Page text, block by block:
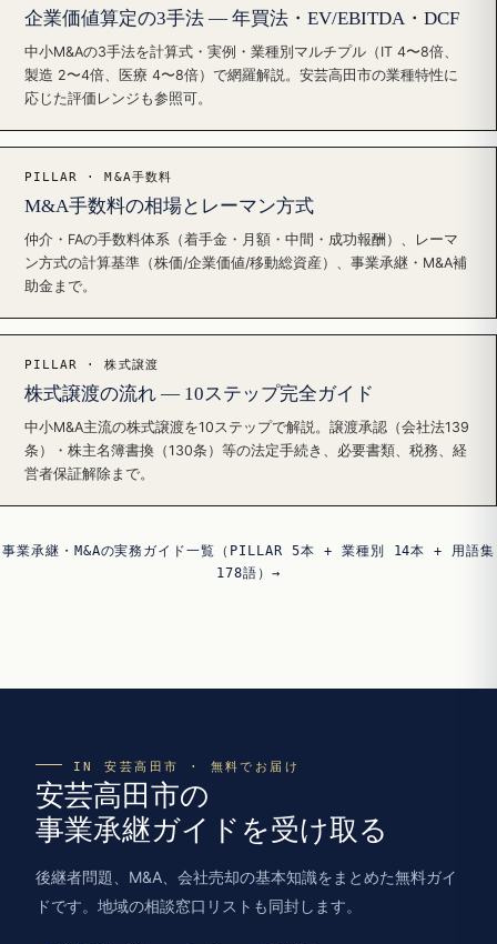
企業価値算定の3手法 — 年買法・EV/EBITDA・DCF
中小M&Aの3手法を計算式・実例・業種別マルチプル（IT 4〜8倍、
製造 2〜4倍、医療 4〜8倍）で網羅解説。安芸高田市の業種特性に
応じた評価レンジも参照可。
PILLAR · M&A手数料
M&A手数料の相場とレーマン方式
仲介・FAの手数料体系（着手金・月額・中間・成功報酬）、レーマ
ン方式の計算基準（株価/企業価値/移動総資産）、事業承継・M&A補
助金まで。
PILLAR · 株式譲渡
株式譲渡の流れ — 10ステップ完全ガイド
中小M&A主流の株式譲渡を10ステップで解説。譲渡承認（会社法139
条）・株主名簿書換（130条）等の法定手続き、必要書類、税務、経
営者保証解除まで。
事業承継・M&Aの実務ガイド一覧（PILLAR 5本 + 業種別 14本 + 用語集
178語）→
IN 安芸高田市 · 無料でお届け
安芸高田市の
事業承継ガイドを受け取る
後継者問題、M&A、会社売却の基本知識をまとめた無料ガイ
ドです。地域の相談窓口リストも同封します。